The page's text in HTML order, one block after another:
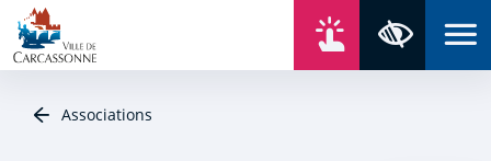
Aller au contenu
Aller au menu
Aller au plan du site
Aller à la recherche
Associations
Panneau de gestion des cookies